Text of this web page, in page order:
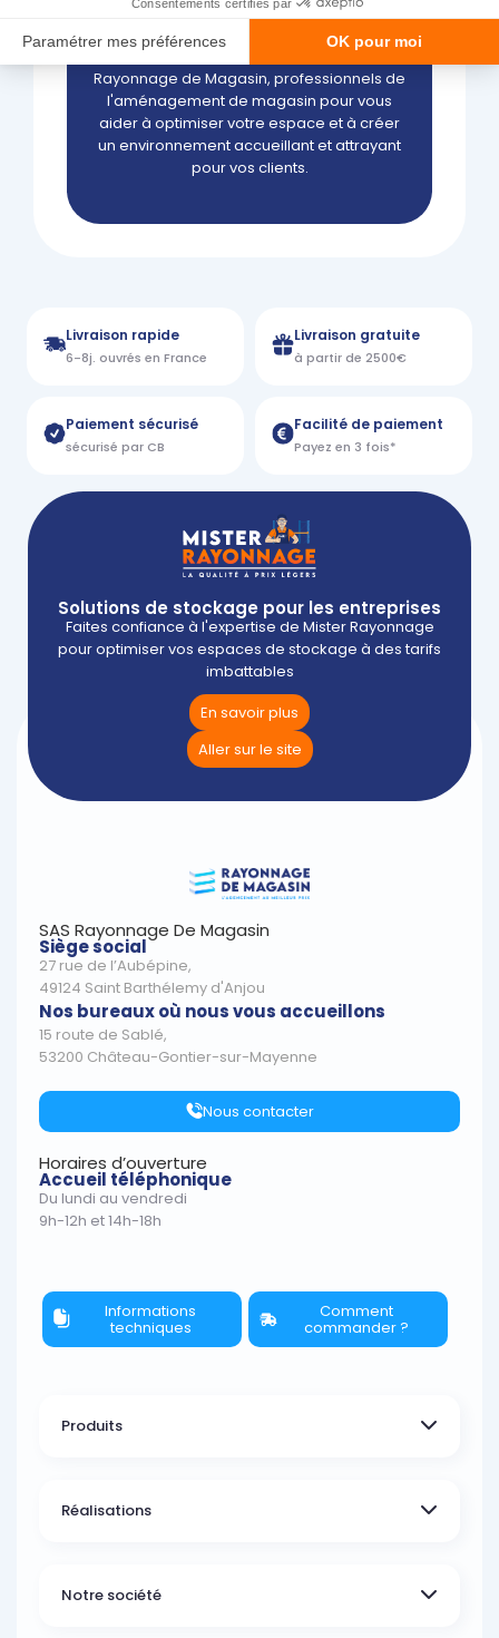
mesure de créer un magasin de piscine
agréable et bien organisé pour vos clients.
N'hésitez pas à faire appel aux équipes
Rayonnage de Magasin, professionnels de
l'aménagement de magasin pour vous
aider à optimiser votre espace et à créer
un environnement accueillant et attrayant
pour vos clients.
Livraison rapide
6-8j. ouvrés en France
Livraison gratuite
à partir de 2500€
Paiement sécurisé
sécurisé par CB
Facilité de paiement
Payez en 3 fois*
Solutions de stockage pour les entreprises
Faites confiance à l'expertise de Mister Rayonnage
pour optimiser vos espaces de stockage à des tarifs
imbattables
En savoir plus
Aller sur le site
SAS Rayonnage De Magasin
Siège social
27 rue de l’Aubépine,
49124 Saint Barthélemy d'Anjou
Nos bureaux où nous vous accueillons
15 route de Sablé,
53200 Château-Gontier-sur-Mayenne
Nous contacter
Horaires d’ouverture
Accueil téléphonique
Du lundi au vendredi
9h-12h et 14h-18h
Informations
techniques
Comment
commander ?
Produits
Réalisations
Notre société